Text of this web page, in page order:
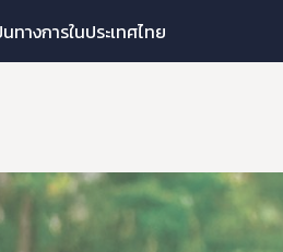
ทางการในประเทศไทย